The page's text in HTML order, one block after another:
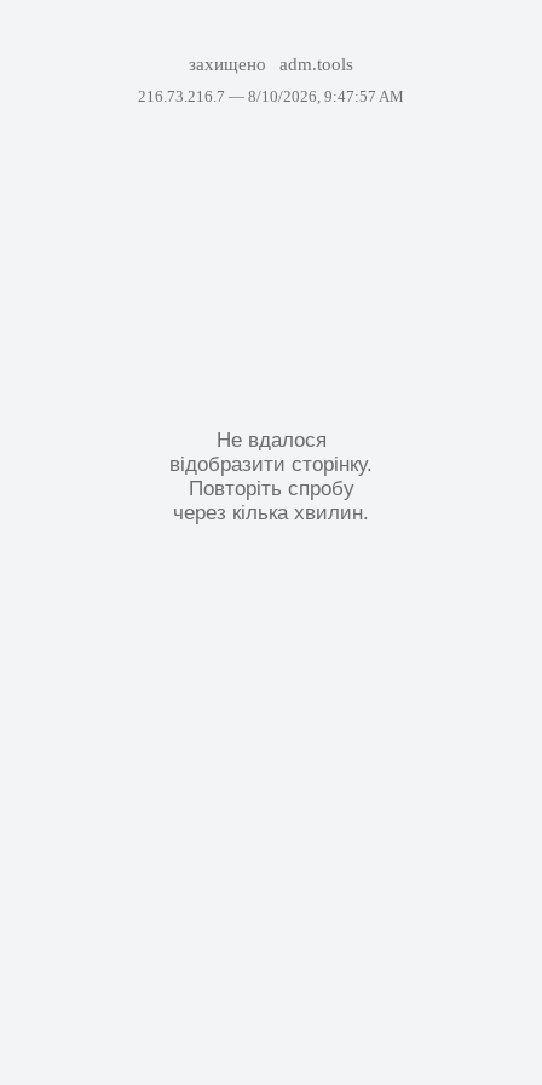
захищено adm.tools
216.73.216.7 — 8/10/2026, 9:47:57 AM
Не вдалося
відобразити сторінку.
Повторіть спробу
через кілька хвилин.